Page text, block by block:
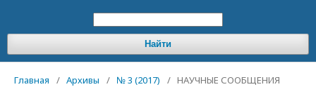
Найти
Главная / Архивы / № 3 (2017) / НАУЧНЫЕ СООБЩЕНИЯ